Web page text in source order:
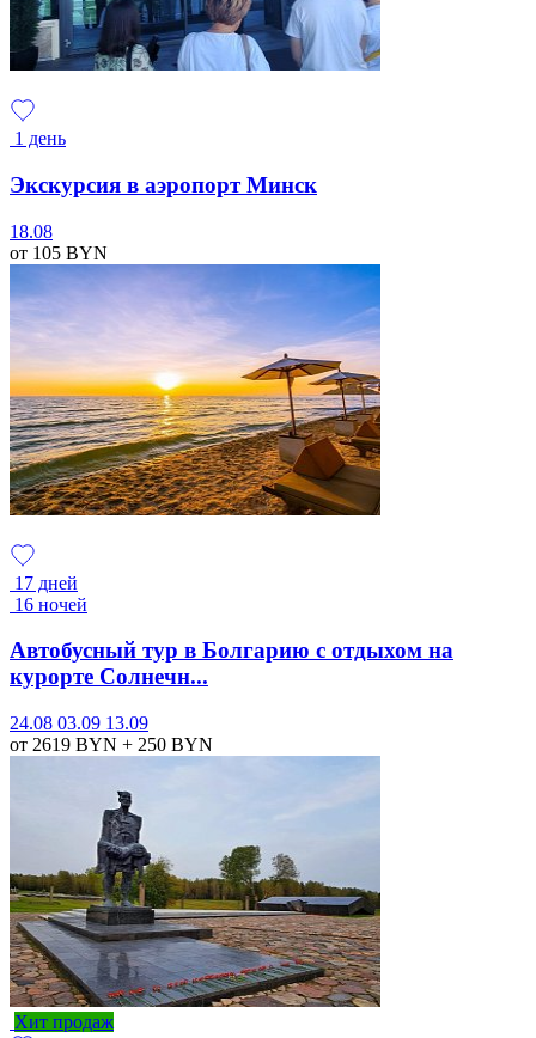
1 день
Экскурсия в аэропорт Минск
18.08
от 105 BYN
17 дней
16 ночей
Автобусный тур в Болгарию с отдыхом на
курорте Солнечн...
24.08 03.09 13.09
от 2619 BYN + 250 BYN
Хит продаж